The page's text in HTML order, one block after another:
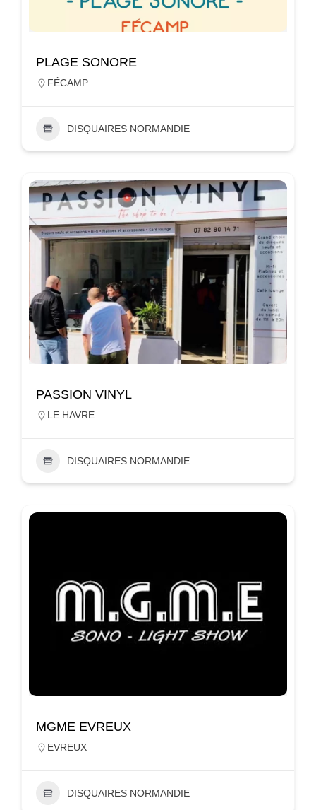
PLAGE SONORE
FÉCAMP
DISQUAIRES NORMANDIE
PASSION VINYL
LE HAVRE
DISQUAIRES NORMANDIE
MGME EVREUX
EVREUX
DISQUAIRES NORMANDIE